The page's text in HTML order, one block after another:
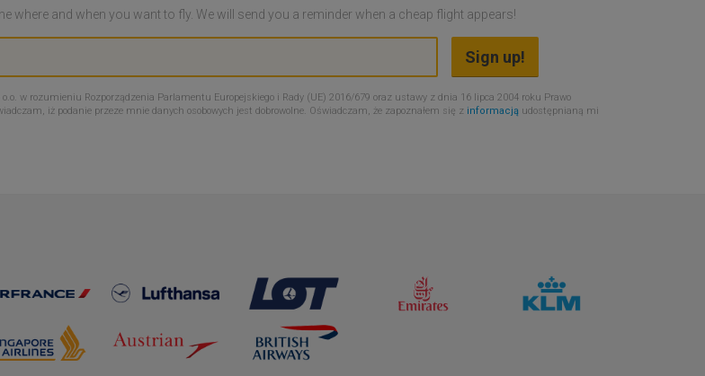
where and when you want to fly. We will send you a reminder when a cheap flight appears!
w rozumieniu Rozporządzenia Parlamentu Europejskiego i Rady (UE) 2016/679 oraz ustawy z dnia 16 lipca 2004 roku Prawo
iż podanie przeze mnie danych osobowych jest dobrowolne. Oświadczam, że zapoznałem się z informacją udostępnianą mi